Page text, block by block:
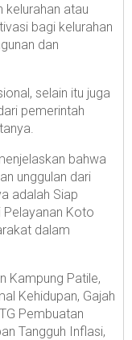
kelurahan atau
bagi kelurahan
dan
selain itu juga
pemerintah
bahwa
unggulan dari
adalah Siap
Koto
dalam
Kampung Patile,
Kehidupan, Gajah
Pembuatan
Tangguh Inflasi,